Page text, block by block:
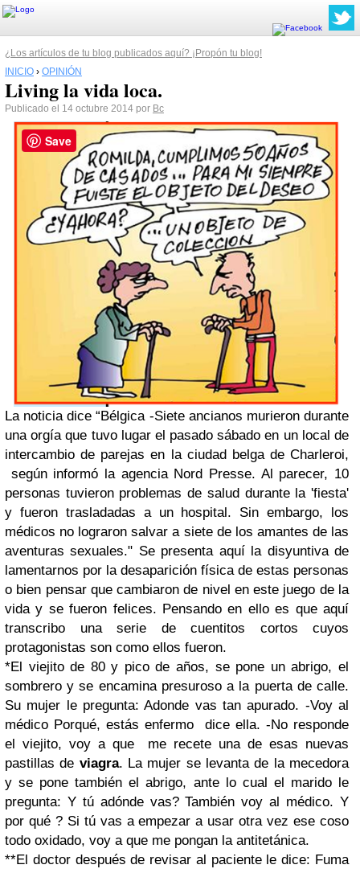
¿Los artículos de tu blog publicados aquí? ¡Propón tu blog!
INICIO › OPINIÓN
Living la vida loca.
Publicado el 14 octubre 2014 por Bc
La noticia dice “Bélgica -Siete ancianos murieron durante
una orgía que tuvo lugar el pasado sábado en un local de
intercambio de parejas en la ciudad belga de Charleroi,
según informó la agencia Nord Presse. Al parecer, 10
personas tuvieron problemas de salud durante la 'fiesta'
y fueron trasladadas a un hospital. Sin embargo, los
médicos no lograron salvar a siete de los amantes de las
aventuras sexuales." Se presenta aquí la disyuntiva de
lamentarnos por la desaparición física de estas personas
o bien pensar que cambiaron de nivel en este juego de la
vida y se fueron felices. Pensando en ello es que aquí
transcribo una serie de cuentitos cortos cuyos
protagonistas son como ellos fueron.
*El viejito de 80 y pico de años, se pone un abrigo, el
sombrero y se encamina presuroso a la puerta de calle.
Su mujer le pregunta: Adonde vas tan apurado. -Voy al
médico Porqué, estás enfermo dice ella. -No responde
el viejito, voy a que me recete una de esas nuevas
pastillas de viagra. La mujer se levanta de la mecedora
y se pone también el abrigo, ante lo cual el marido le
pregunta: Y tú adónde vas? También voy al médico. Y
por qué ? Si tú vas a empezar a usar otra vez ese coso
todo oxidado, voy a que me pongan la antitetánica.
**El doctor después de revisar al paciente le dice: Fuma
Save